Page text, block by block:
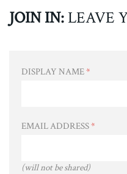
JOIN IN: LEAVE
DISPLAY NAME*
EMAIL ADDRESS*
(will not be shared)